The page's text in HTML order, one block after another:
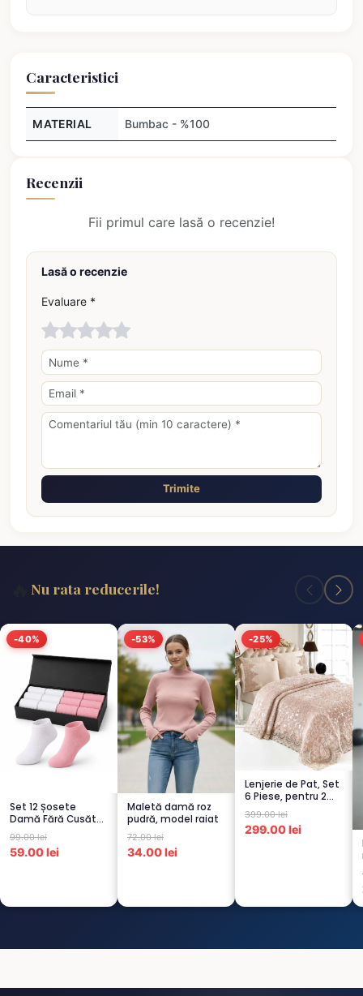
Caracteristici
MATERIAL Bumbac - %100
Recenzii
Fii primul care lasă o recenzie!
Lasă o recenzie
Evaluare *
Trimite
Nu rata reducerile!
-40%
Set 12 Șosete
Damă Fără Cusături
– 6 Albe + 6 Roz –
Scu...
99.00 lei
59.00 lei
-53%
Maletă damă roz
pudră, model raiat
72.00 lei
34.00 lei
-25%
Lenjerie de Pat, Set
6 Piese, pentru 2
persoana, CAPUCI...
399.00 lei
299.00 lei